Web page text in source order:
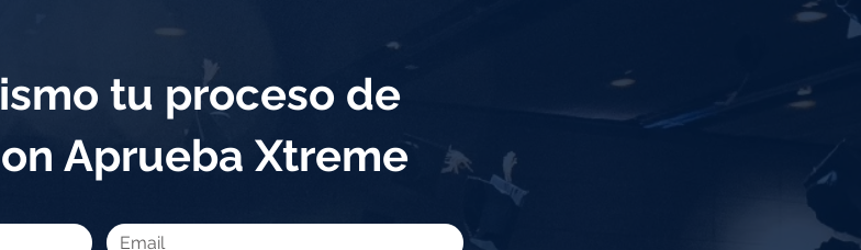
tu proceso de
Aprueba Xtreme